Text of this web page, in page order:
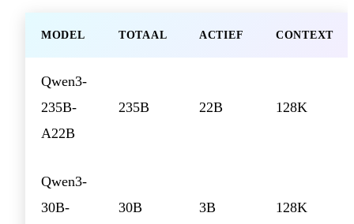
MODEL TOTAAL ACTIEF CONTEXT
Qwen3-
235B-
A22B
235B 22B 128K
Qwen3-
30B-
30B 3B 128K